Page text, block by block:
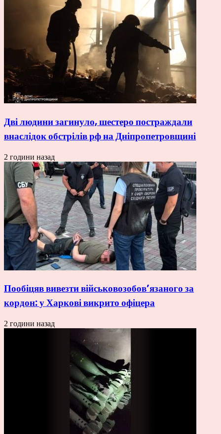
Дві людини загинуло, шестеро постраждали
внаслідок обстрілів рф на Дніпропетровщині
2 години назад
Пообіцяв вивезти військовозобов’язаного за
кордон: у Харкові викрито офіцера
2 години назад